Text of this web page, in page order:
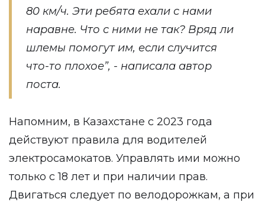
80 км/ч. Эти ребята ехали с нами
наравне. Что с ними не так? Вряд ли
шлемы помогут им, если случится
что-то плохое”, - написала автор
поста.
Напомним, в Казахстане с 2023 года
действуют правила для водителей
электросамокатов. Управлять ими можно
только с 18 лет и при наличии прав.
Двигаться следует по велодорожкам, а при